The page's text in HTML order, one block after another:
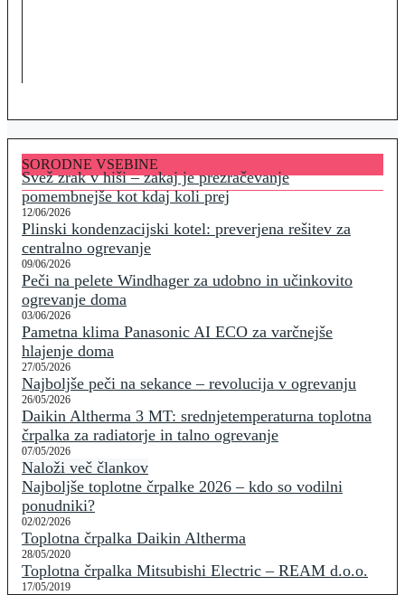
SORODNE VSEBINE
Svež zrak v hiši – zakaj je prezračevanje
pomembnejše kot kdaj koli prej
12/06/2026
Plinski kondenzacijski kotel: preverjena rešitev za
centralno ogrevanje
09/06/2026
Peči na pelete Windhager za udobno in učinkovito
ogrevanje doma
03/06/2026
Pametna klima Panasonic AI ECO za varčnejše
hlajenje doma
27/05/2026
Najboljše peči na sekance – revolucija v ogrevanju
26/05/2026
Daikin Altherma 3 MT: srednjetemperaturna toplotna
črpalka za radiatorje in talno ogrevanje
07/05/2026
Naloži več člankov
Najboljše toplotne črpalke 2026 – kdo so vodilni
ponudniki?
02/02/2026
Toplotna črpalka Daikin Altherma
28/05/2020
Toplotna črpalka Mitsubishi Electric – REAM d.o.o.
17/05/2019